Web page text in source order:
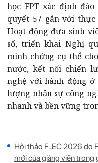
học FPT xác định
quyết 57 gắn với
Hoạt động đưa sinh
số, triển khai Nghị
minh chứng cụ thể
nước, kết nối chiến
nghệ với hành động
lượng nhân sự công
nhanh và bền vững
Hội thảo FLEC 2026 do
mới của giảng viên trong